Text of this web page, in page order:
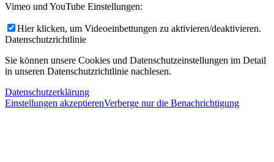
Vimeo und YouTube Einstellungen:
Hier klicken, um Videoeinbettungen zu aktivieren/deaktivieren.
Datenschutzrichtlinie
Sie können unsere Cookies und Datenschutzeinstellungen im Detail
in unseren Datenschutzrichtlinie nachlesen.
Datenschutzerklärung
Einstellungen akzeptierenVerberge nur die Benachrichtigung